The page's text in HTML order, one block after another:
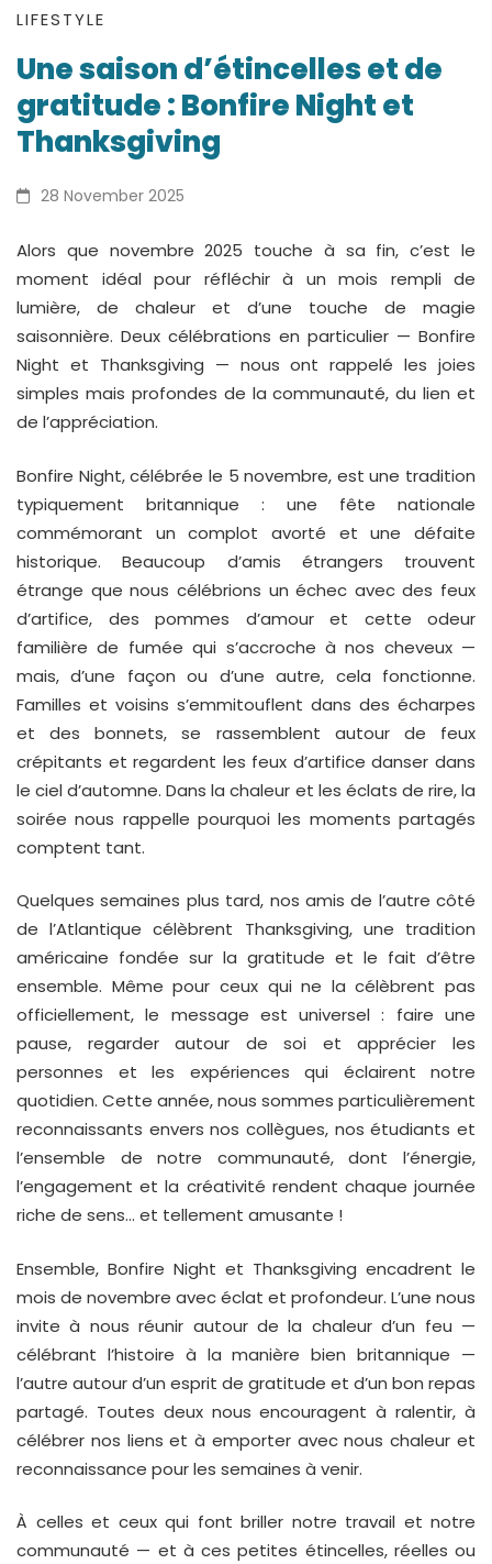
Une
saison
d’étincelles
et
gratitude
:
Bonfire
Night
et
Thanksgiving
LIFESTYLE
Une saison d’étincelles et de
gratitude : Bonfire Night et
Thanksgiving
28 November 2025
Alors que novembre 2025 touche à sa fin, c’est le
moment idéal pour réfléchir à un mois rempli de
lumière, de chaleur et d’une touche de magie
saisonnière. Deux célébrations en particulier — Bonfire
Night et Thanksgiving — nous ont rappelé les joies
simples mais profondes de la communauté, du lien et
de l’appréciation.
Bonfire Night, célébrée le 5 novembre, est une tradition
typiquement britannique : une fête nationale
commémorant un complot avorté et une défaite
historique. Beaucoup d’amis étrangers trouvent
étrange que nous célébrions un échec avec des feux
d’artifice, des pommes d’amour et cette odeur
familière de fumée qui s’accroche à nos cheveux —
mais, d’une façon ou d’une autre, cela fonctionne.
Familles et voisins s’emmitouflent dans des écharpes
et des bonnets, se rassemblent autour de feux
crépitants et regardent les feux d’artifice danser dans
le ciel d’automne. Dans la chaleur et les éclats de rire, la
soirée nous rappelle pourquoi les moments partagés
comptent tant.
Quelques semaines plus tard, nos amis de l’autre côté
de l’Atlantique célèbrent Thanksgiving, une tradition
américaine fondée sur la gratitude et le fait d’être
ensemble. Même pour ceux qui ne la célèbrent pas
officiellement, le message est universel : faire une
pause, regarder autour de soi et apprécier les
personnes et les expériences qui éclairent notre
quotidien. Cette année, nous sommes particulièrement
reconnaissants envers nos collègues, nos étudiants et
l’ensemble de notre communauté, dont l’énergie,
l’engagement et la créativité rendent chaque journée
riche de sens… et tellement amusante !
Ensemble, Bonfire Night et Thanksgiving encadrent le
mois de novembre avec éclat et profondeur. L’une nous
invite à nous réunir autour de la chaleur d’un feu —
célébrant l’histoire à la manière bien britannique —
l’autre autour d’un esprit de gratitude et d’un bon repas
partagé. Toutes deux nous encouragent à ralentir, à
célébrer nos liens et à emporter avec nous chaleur et
reconnaissance pour les semaines à venir.
À celles et ceux qui font briller notre travail et notre
communauté — et à ces petites étincelles, réelles ou